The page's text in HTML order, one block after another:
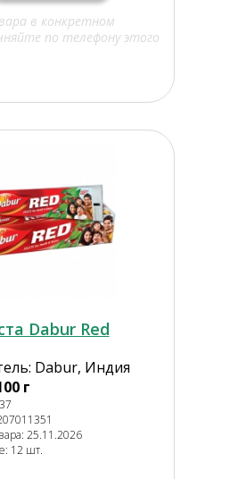
в конкретном
по телефону этого
Dabur Red
Dabur, Индия
г
25.11.2026
12 шт.